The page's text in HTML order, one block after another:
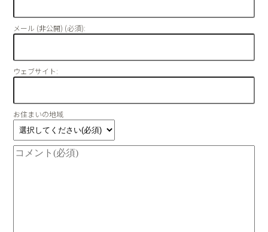
メール (非公開) (必須):
ウェブサイト:
お住まいの地域